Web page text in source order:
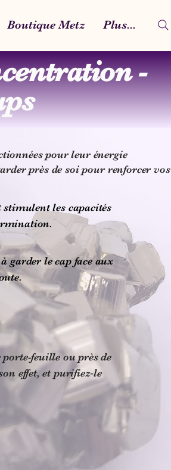
Boutique Metz Plus...
-
pour leur énergie
près de soi pour renforcer vos
stimulent les capacités
garder le cap face aux
feuille ou près de
effet, et purifiez‑le